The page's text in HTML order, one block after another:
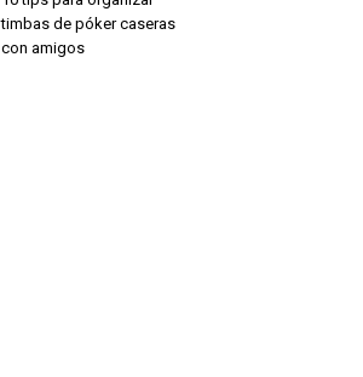
timbas de póker caseras
con amigos